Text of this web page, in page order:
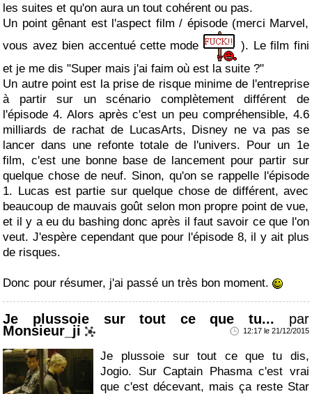
les suites et qu'on aura un tout cohérent ou pas.
Un point gênant est l'aspect film / épisode (merci Marvel,
vous avez bien accentué cette mode
). Le film fini
et je me dis "Super mais j'ai faim où est la suite ?"
Un autre point est la prise de risque minime de l'entreprise
à partir sur un scénario complètement différent de
l'épisode 4. Alors après c'est un peu compréhensible, 4.6
milliards de rachat de LucasArts, Disney ne va pas se
lancer dans une refonte totale de l'univers. Pour un 1e
film, c'est une bonne base de lancement pour partir sur
quelque chose de neuf. Sinon, qu'on se rappelle l'épisode
1. Lucas est partie sur quelque chose de différent, avec
beaucoup de mauvais goût selon mon propre point de vue,
et il y a eu du bashing donc après il faut savoir ce que l'on
veut. J'espère cependant que pour l'épisode 8, il y ait plus
de risques.
Donc pour résumer, j'ai passé un très bon moment.
Je plussoie sur tout ce que tu... par
Monsieur_ji 12:17 le 21/12/2015
Je plussoie sur tout ce que tu dis,
Jogio. Sur Captain Phasma c'est vrai
que c'est décevant, mais ça reste Star